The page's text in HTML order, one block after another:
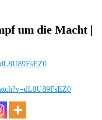
um die Macht |